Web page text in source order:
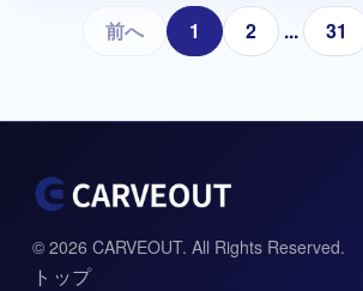
前へ 1 2 ... 31
© 2026 CARVEOUT. All Rights Reserved.
トップ